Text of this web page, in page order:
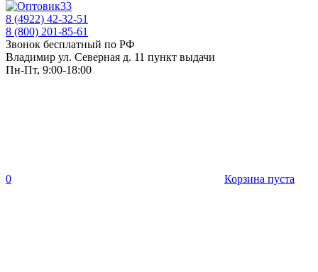
8 (4922) 42-32-51
8 (800) 201-85-61
Звонок бесплатный по РФ
Владимир ул. Северная д. 11 пункт выдачи
Пн-Пт, 9:00-18:00
0 Корзина пуста